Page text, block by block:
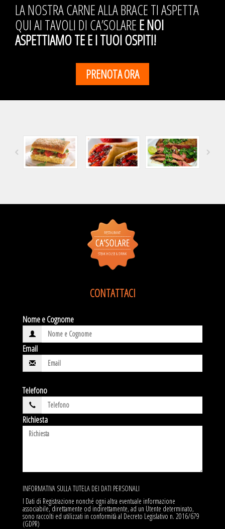
LA NOSTRA CARNE ALLA BRACE TI ASPETTA
QUI AI TAVOLI DI CA’SOLAREE NOI
ASPETTIAMO TE E I TUOI OSPITI!
CONTATTACI
Nome e Cognome
Email
Telefono
Richiesta
INFORMATIVA SULLA TUTELA DEI DATI PERSONALI
I Dati di Registrazione nonché ogni altra eventuale informazione
associabile, direttamente od indirettamente, ad un Utente determinato,
sono raccolti ed utilizzati in conformità al Decreto Legislativo n. 2016/679
(GDPR)